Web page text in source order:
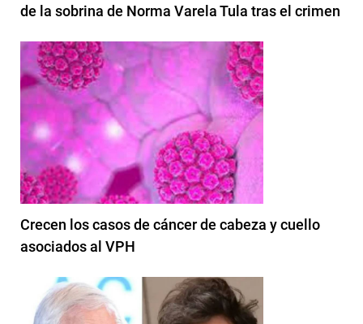
de la sobrina de Norma Varela Tula tras el crimen
Crecen los casos de cáncer de cabeza y cuello
asociados al VPH